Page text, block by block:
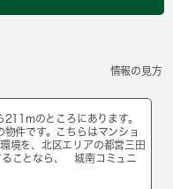
情報の見方
のところにあります。
件です。こちらはマンショ
境を、北区エリアの都営三田
ることなら、 城南コミュニ